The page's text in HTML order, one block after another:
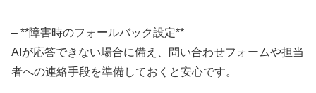
– **障害時のフォールバック設定**
AIが応答できない場合に備え、問い合わせフォームや担当
者への連絡手段を準備しておくと安心です。